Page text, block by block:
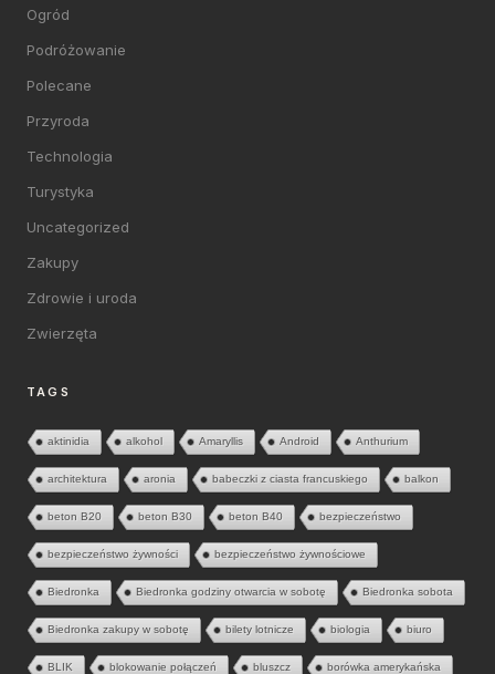
Ogród
Podróżowanie
Polecane
Przyroda
Technologia
Turystyka
Uncategorized
Zakupy
Zdrowie i uroda
Zwierzęta
TAGS
aktinidia alkohol Amaryllis Android Anthurium
architektura aronia babeczki z ciasta francuskiego balkon
beton B20 beton B30 beton B40 bezpieczeństwo
bezpieczeństwo żywności bezpieczeństwo żywnościowe
Biedronka Biedronka godziny otwarcia w sobotę Biedronka sobota
Biedronka zakupy w sobotę bilety lotnicze biologia biuro
BLIK blokowanie połączeń bluszcz borówka amerykańska